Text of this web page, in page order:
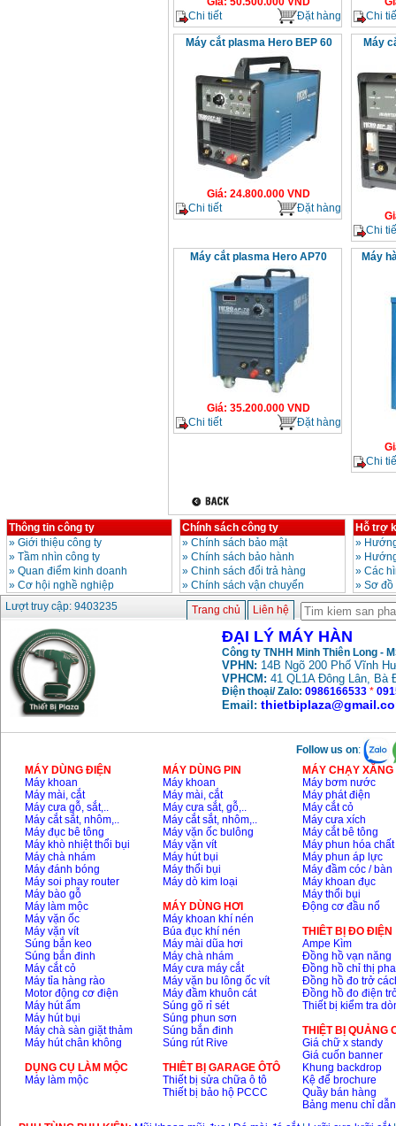
Chi tiết
Đặt hàng
Chi
Máy cắt plasma Hero BEP 60
Giá: 24.800.000 VND
Chi tiết
Đặt hàng
Máy
Chi
Máy cắt plasma Hero AP70
Giá: 35.200.000 VND
Chi tiết
Đặt hàng
Máy
Chi
Thông tin công ty
» Giới thiệu công ty
» Tầm nhìn công ty
» Quan điểm kinh doanh
» Cơ hội nghề nghiệp
Chính sách công ty
» Chính sách bảo mật
» Chính sách bảo hành
» Chinh sách đổi trả hàng
» Chính sách vận chuyển
Hỗ trợ
»
»
» Các
» Sơ
Lượt truy cập: 9403235
Trang chủ Liên hệ
ĐẠI LÝ MÁY HÀN
Công ty TNHH Minh Thiên Long -
VPHN: 14B Ngõ 200 Phố Vĩnh
VPHCM: 41 QL1A Đông Lân, Bà
Điện thoại/ Zalo: 0986166533 *
Email:
Follow us on:
MÁY DÙNG ĐIỆN
Máy khoan
Máy mài, cắt
Máy cưa gỗ, sắt,..
Máy cắt sắt, nhôm,..
Máy đục bê tông
Máy khò nhiệt thổi bụi
Máy chà nhám
Máy đánh bóng
Máy soi phay router
Máy bào gỗ
Máy làm mộc
Máy vặn ốc
Máy vặn vít
Súng bắn keo
Súng bắn đinh
Máy cắt cỏ
Máy tỉa hàng rào
Motor động cơ điện
Máy hút ẩm
Máy hút bụi
Máy chà sàn giặt thảm
Máy hút chân không
DỤNG CỤ LÀM MỘC
Máy làm mộc
MÁY DÙNG PIN
Máy khoan
Máy mài, cắt
Máy cưa sắt, gỗ,..
Máy cắt sắt, nhôm,..
Máy vặn ốc bulông
Máy vặn vít
Máy hút bụi
Máy thổi bụi
Máy dò kim loại
MÁY DÙNG HƠI
Máy khoan khí nén
Búa đục khí nén
Máy mài dũa hơi
Máy chà nhám
Máy cưa máy cắt
Máy vặn bu lông ốc vít
Máy đầm khuôn cát
Súng gõ rỉ sét
Súng phun sơn
Súng bắn đinh
Súng rút Rive
THIÊT BỊ GARAGE ÔTÔ
Thiết bị sửa chữa ô tô
Thiết bị bảo hộ PCCC
MÁY CHẠY
Máy bơm nước
Máy phát điện
Máy cắt cỏ
Máy cưa xích
Máy cắt bê tông
Máy phun hóa chất
Máy phun áp lực
Máy đầm cóc / bàn
Máy khoan đục
Máy thổi bụi
Động cơ đầu nổ
THIÊT BỊ ĐO ĐIỆN
Ampe Kìm
Đồng hồ vạn năng
Đồng hồ chỉ thị pha
Đồng hồ đo trở
Đồng hồ đo điện
Thiết bị kiểm tra
THIỆT BỊ QUẢNG
Giá chữ x standy
Giá cuốn banner
Khung backdrop
Kệ để brochure
Quầy bán hàng
Bảng menu chỉ dẫn